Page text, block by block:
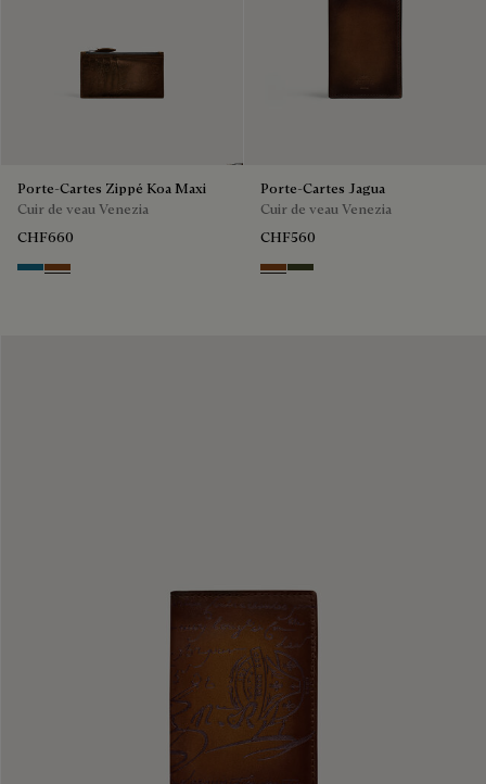
Porte-Cartes Zippé Koa Maxi
Cuir de veau Venezia
CHF660
GasolineCacao Intenso
Porte-Cartes Jagua
Cuir de veau Venezia
CHF560
Cacao Intenso
Boreale